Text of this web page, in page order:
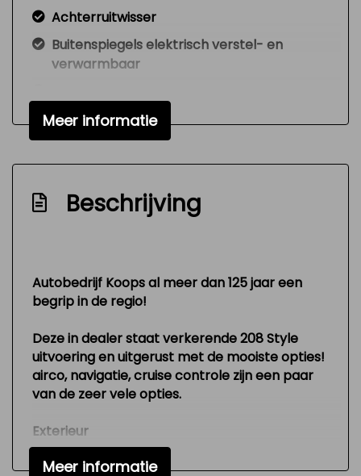
Achterruitwisser
Buitenspiegels elektrisch verstel- en
verwarmbaar
afstandsbediening
Extra getint glas achter
Lichtmetalen velgen 15"
Mistlampen voor
Achterbank in delen neerklapbaar
Bestuurdersstoel in hoogte verstelbaar
Elektrische ramen voor en achter
Stuur leder
Stuur verstelbaar
Stuurbekrachtiging
Meer informatie
Beschrijving
Autobedrijf Koops al meer dan 125 jaar een
begrip in de regio!
Deze in dealer staat verkerende 208 Style
uitvoering en uitgerust met de mooiste opties!
airco, navigatie, cruise controle zijn een paar
van de zeer vele opties.
Exterieur
Van buiten is de auto zeer netjes. Je kan zien
dat er erg zuinig geweest is op deze Peugeot.
Meer informatie